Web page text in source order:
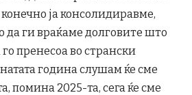
ја консолидиравме,
да ги враќаме долговите што
го пренесоа во странски
година слушам ќе сме
помина 2025-та, сега ќе сме